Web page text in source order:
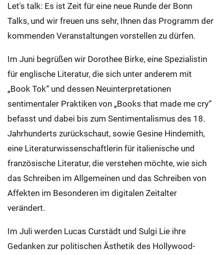
Let's talk: Es ist Zeit für eine neue Runde der Bonn
Talks, und wir freuen uns sehr, Ihnen das Programm der
kommenden Veranstaltungen vorstellen zu dürfen.
Im Juni begrüßen wir Dorothee Birke, eine Spezialistin
für englische Literatur, die sich unter anderem mit
„Book Tok“ und dessen Neuinterpretationen
sentimentaler Praktiken von „Books that made me cry“
befasst und dabei bis zum Sentimentalismus des 18.
Jahrhunderts zurückschaut, sowie Gesine Hindemith,
eine Literaturwissenschaftlerin für italienische und
französische Literatur, die verstehen möchte, wie sich
das Schreiben im Allgemeinen und das Schreiben von
Affekten im Besonderen im digitalen Zeitalter
verändert.
Im Juli werden Lucas Curstädt und Sulgi Lie ihre
Gedanken zur politischen Ästhetik des Hollywood-